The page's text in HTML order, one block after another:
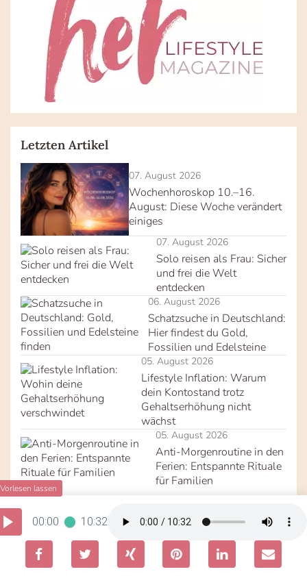
00:00 10:32
Letzten Artikel
07. August 2026
Wochenhoroskop 10.–16.
August: Diese Woche verändert
einiges
07. August 2026
Solo reisen als Frau: Sicher
und frei die Welt
entdecken
06. August 2026
Schatzsuche in Deutschland:
Hier findest du Gold,
Fossilien und Edelsteine
05. August 2026
Lifestyle Inflation: Warum
dein Kontostand trotz
Gehaltserhöhung nicht
wächst
05. August 2026
Anti-Morgenroutine in den
Ferien: Entspannte Rituale
für Familien